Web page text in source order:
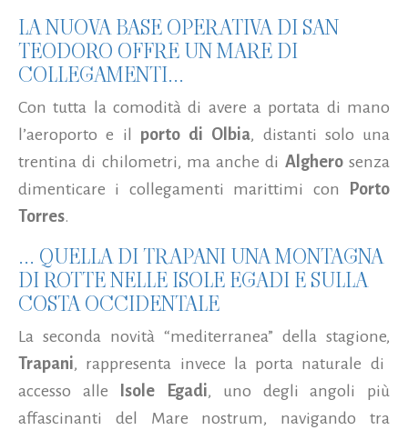
LA NUOVA BASE OPERATIVA DI SAN
TEODORO OFFRE UN MARE DI
COLLEGAMENTI...
Con tutta la comodità di avere a portata di mano
l’aeroporto e il porto di Olbia, distanti solo una
trentina di chilometri, ma anche di Algherosenza
dimenticare i collegamenti marittimi con
Porto
Torres.
... QUELLA DI TRAPANI UNA MONTAGNA
DI ROTTE NELLE ISOLE EGADI E SULLA
COSTA OCCIDENTALE
La seconda novità “mediterranea” della stagione,
Trapani, rappresenta invece la porta naturale di
accesso alle
Isole Egadi, uno degli angoli più
affascinanti del Mare nostrum, navigando tra